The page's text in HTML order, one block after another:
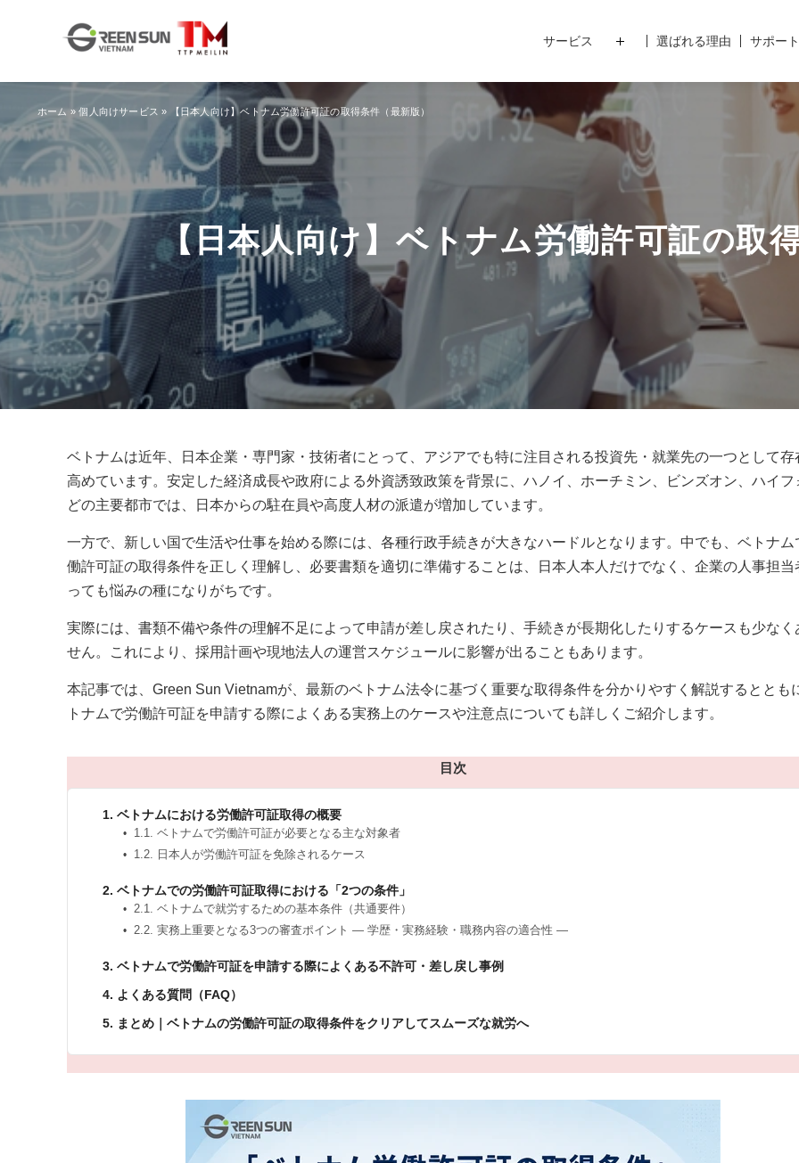
サービス 選ばれる理由 サポー
【日本人向け】ベトナム労働許可証の取
ホーム » 個人向けサービス » 【日本人向け】ベトナム労働許可証の取得条件（最新版）
ベトナムは近年、日本企業・専門家・技術者にとって、アジアでも特に注目される投資先・就業先の一つとして存
高めています。安定した経済成長や政府による外資誘致政策を背景に、ハノイ、ホーチミン、ビンズオン、ハイフ
どの主要都市では、日本からの駐在員や高度人材の派遣が増加しています。
一方で、新しい国で生活や仕事を始める際には、各種行政手続きが大きなハードルとなります。中でも、ベトナム
働許可証の取得条件を正しく理解し、必要書類を適切に準備することは、日本人本人だけでなく、企業の人事担当
っても悩みの種になりがちです。
実際には、書類不備や条件の理解不足によって申請が差し戻されたり、手続きが長期化したりするケースも少なく
せん。これにより、採用計画や現地法人の運営スケジュールに影響が出ることもあります。
本記事では、Green Sun Vietnamが、最新のベトナム法令に基づく重要な取得条件を分かりやすく解説するととも
トナムで労働許可証を申請する際によくある実務上のケースや注意点についても詳しくご紹介します。
目次
1. ベトナムにおける労働許可証取得の概要
1.1. ベトナムで労働許可証が必要となる主な対象者
1.2. 日本人が労働許可証を免除されるケース
2. ベトナムでの労働許可証取得における「2つの条件」
2.1. ベトナムで就労するための基本条件（共通要件）
2.2. 実務上重要となる3つの審査ポイント ― 学歴・実務経験・職務内容の適合性 ―
3. ベトナムで労働許可証を申請する際によくある不許可・差し戻し事例
4. よくある質問（FAQ）
5. まとめ｜ベトナムの労働許可証の取得条件をクリアしてスムーズな就労へ